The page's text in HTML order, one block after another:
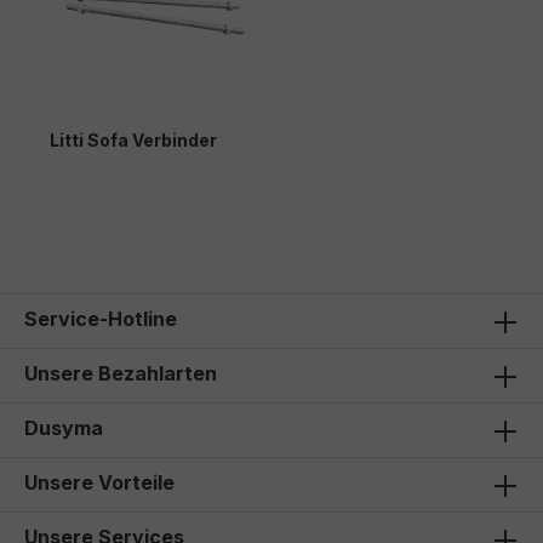
Litti Sofa Verbinder
Service-Hotline
Unsere Bezahlarten
Dusyma
Unsere Vorteile
Unsere Services